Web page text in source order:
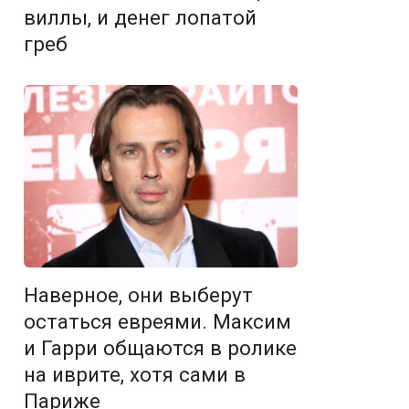
виллы, и денег лопатой
греб
Наверное, они выберут
остаться евреями. Максим
и Гарри общаются в ролике
на иврите, хотя сами в
Париже